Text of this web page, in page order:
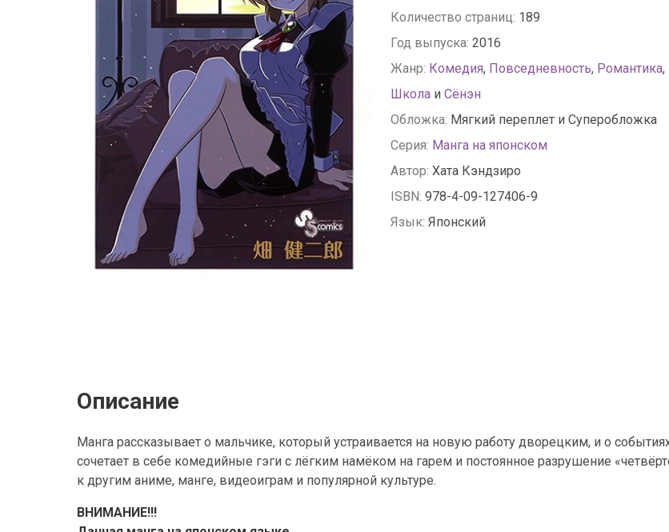
Количество страниц: 189
Год выпуска: 2016
Жанр: Комедия, Повседневность, Романтика,
Школа и Сёнэн
Обложка: Мягкий переплет и Суперобложка
Серия: Манга на японском
Автор: Хата Кэндзиро
ISBN: 978-4-09-127406-9
Язык: Японский
Описание
Манга рассказывает о мальчике, который устраивается на новую работу дворецким, и о
сочетает в себе комедийные гэги с лёгким намёком на гарем и постоянное разрушение
к другим аниме, манге, видеоиграм и популярной культуре.
ВНИМАНИЕ!!!